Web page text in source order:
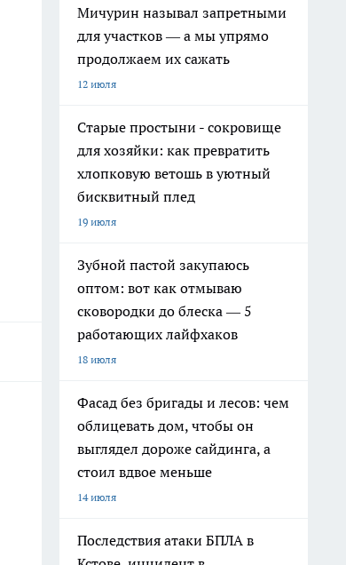
Мичурин называл запретными
для участков — а мы упрямо
продолжаем их сажать
12 июля
Старые простыни - сокровище
для хозяйки: как превратить
хлопковую ветошь в уютный
бисквитный плед
19 июля
Зубной пастой закупаюсь
оптом: вот как отмываю
сковородки до блеска — 5
работающих лайфхаков
18 июля
Фасад без бригады и лесов: чем
облицевать дом, чтобы он
выглядел дороже сайдинга, а
стоил вдвое меньше
14 июля
Последствия атаки БПЛА в